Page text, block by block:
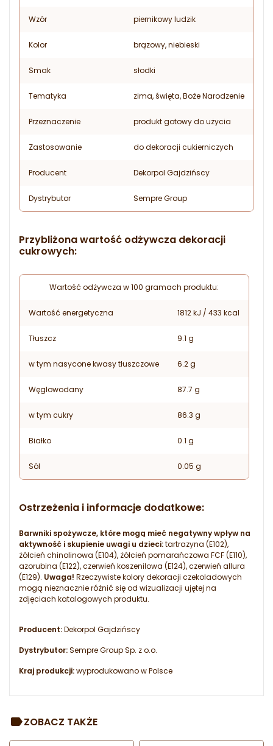
Wzór piernikowy ludzik
Kolor brązowy, niebieski
Smak słodki
Tematyka zima, święta, Boże Narodzenie
Przeznaczenie produkt gotowy do użycia
Zastosowanie do dekoracji cukierniczych
Producent Dekorpol Gajdzińscy
Dystrybutor Sempre Group
Przybliżona wartość odżywcza dekoracji
cukrowych:
Wartość odżywcza w 100 gramach produktu:
Wartość energetyczna 1812 kJ / 433 kcal
Tłuszcz 9.1 g
w tym nasycone kwasy tłuszczowe 6.2 g
Węglowodany 87.7 g
w tym cukry 86.3 g
Białko 0.1 g
Sól 0.05 g
Ostrzeżenia i informacje dodatkowe:
Barwniki spożywcze, które mogą mieć negatywny wpływ na
aktywność i skupienie uwagi u dzieci:tartrazyna (E102),
żółcień chinolinowa (E104), żółcień pomarańczowa FCF (E110),
azorubina (E122), czerwień koszenilowa (E124), czerwień allura
(E129). Uwaga! Rzeczywiste kolory dekoracji czekoladowych
mogą nieznacznie różnić się od wizualizacji ujętej na
zdjęciach katalogowych produktu.
Producent:Dekorpol Gajdzińscy
Dystrybutor:Sempre Group Sp. z o.o.
Kraj produkcji:wyprodukowano w Polsce
ZOBACZ TAKŻE